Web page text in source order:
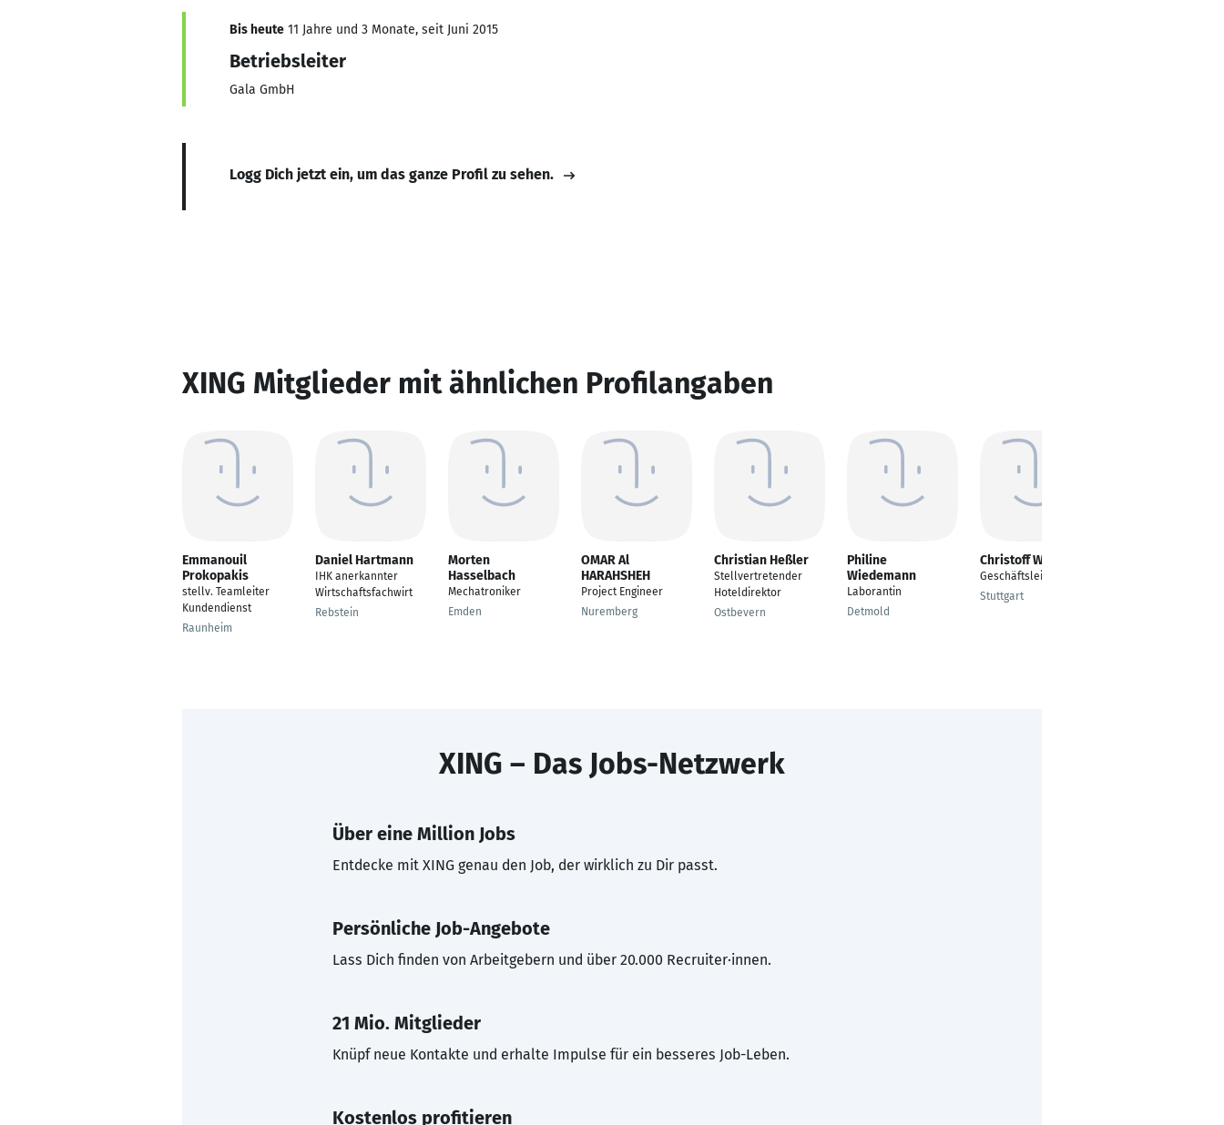
Bis heute 11 Jahre und 3 Monate, seit Juni 2015
Betriebsleiter
Gala GmbH
Logg Dich jetzt ein, um das ganze Profil zu sehen.
XING Mitglieder mit ähnlichen Profilangaben
Emmanouil
Prokopakis
stellv. Teamleiter
Kundendienst
Raunheim
Daniel Hartmann
IHK anerkannter
Wirtschaftsfachwirt
Rebstein
Morten
Hasselbach
Mechatroniker
Emden
OMAR Al
HARAHSHEH
Project Engineer
Nuremberg
Christian Heßler
Stellvertretender
Hoteldirektor
Ostbevern
Philine
Wiedemann
Laborantin
Detmold
Christoff Welsch
Geschäftsleiter
Stuttgart
XING – Das Jobs-Netzwerk
Über eine Million Jobs
Entdecke mit XING genau den Job, der wirklich zu Dir passt.
Persönliche Job-Angebote
Lass Dich finden von Arbeitgebern und über 20.000 Recruiter·innen.
21 Mio. Mitglieder
Knüpf neue Kontakte und erhalte Impulse für ein besseres Job-Leben.
Kostenlos profitieren